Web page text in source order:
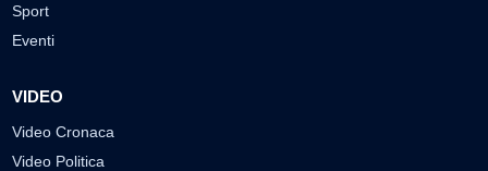
Sport
Eventi
VIDEO
Video Cronaca
Video Politica